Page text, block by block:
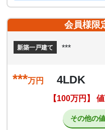
会員様限
新築一戸建て ***
***万円 4LDK
【100万円】
その他の